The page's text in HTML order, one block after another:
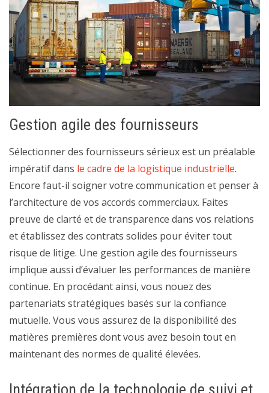
Gestion agile des fournisseurs
Sélectionner des fournisseurs sérieux est un préalable
impératif dans le cadre de la logistique industrielle.
Encore faut-il soigner votre communication et penser à
l’architecture de vos accords commerciaux. Faites
preuve de clarté et de transparence dans vos relations
et établissez des contrats solides pour éviter tout
risque de litige. Une gestion agile des fournisseurs
implique aussi d’évaluer les performances de manière
continue. En procédant ainsi, vous nouez des
partenariats stratégiques basés sur la confiance
mutuelle. Vous vous assurez de la disponibilité des
matières premières dont vous avez besoin tout en
maintenant des normes de qualité élevées.